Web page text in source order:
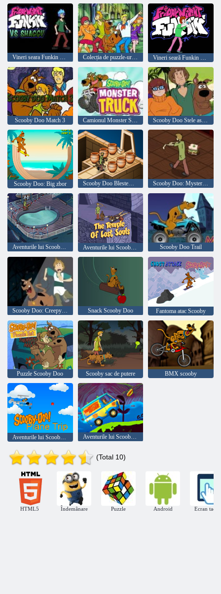
Colecția de puzzle-uri Scooby Doo Vineri seară Funkin vs Shaggy
Scooby Doo Match 3 Camionul Monster Scooby Doo Scooby Doo Stele ascunse
Scooby Doo: Big zbor Scooby Doo Blestemul lui Anubis Scooby Doo: Mystery Begins gustare la miezul nopții
Aventurile lui Scooby Doo 4 partea Scooby Doo Trail
Snack Scooby Doo Fantoma atac Scooby
Puzzle Scooby Doo Scooby sac de putere BMX scooby
Aventurile lui Scooby Doo pe un plan Aventurile lui Scooby Doo
(Total 10)
HTML5 Îndemânare Puzzle Android Ecran tactil